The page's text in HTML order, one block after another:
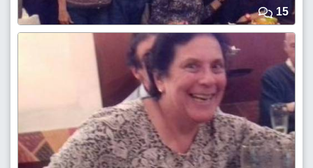
15